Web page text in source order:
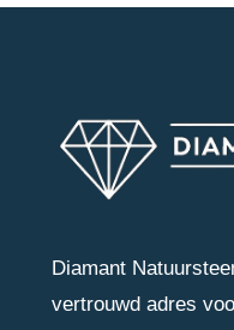
Diamant
vertrouwd adres